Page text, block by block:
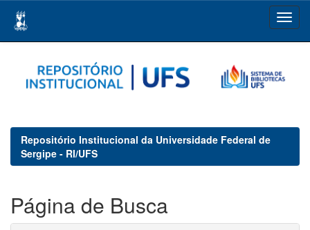
navigation
Repositório Institucional da Universidade Federal de
Sergipe - RI/UFS
Página de Busca